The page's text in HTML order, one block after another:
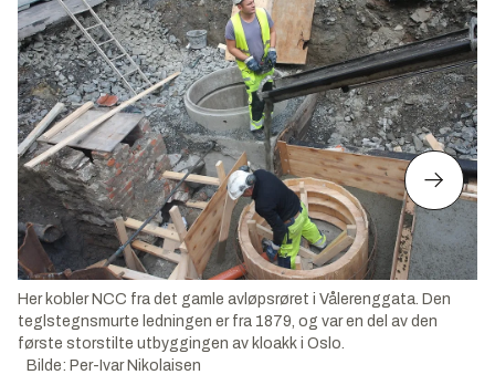
Her kobler NCC fra det gamle avløpsrøret i Vålerenggata. Den
teglstegnsmurte ledningen er fra 1879, og var en del av den
første storstilte utbyggingen av kloakk i Oslo.
Bilde: Per-Ivar Nikolaisen